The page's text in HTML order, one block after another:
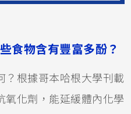
食物含有豐富多酚？
？根據哥本哈根大學刊載
氧化劑，能延緩體內化學